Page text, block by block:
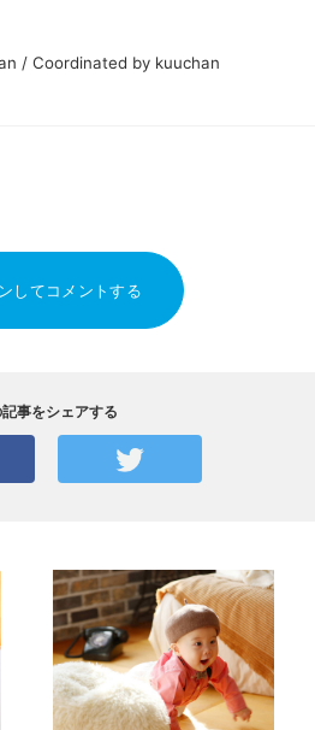
/ Coordinated by kuuchan
してコメントする
記事をシェアする